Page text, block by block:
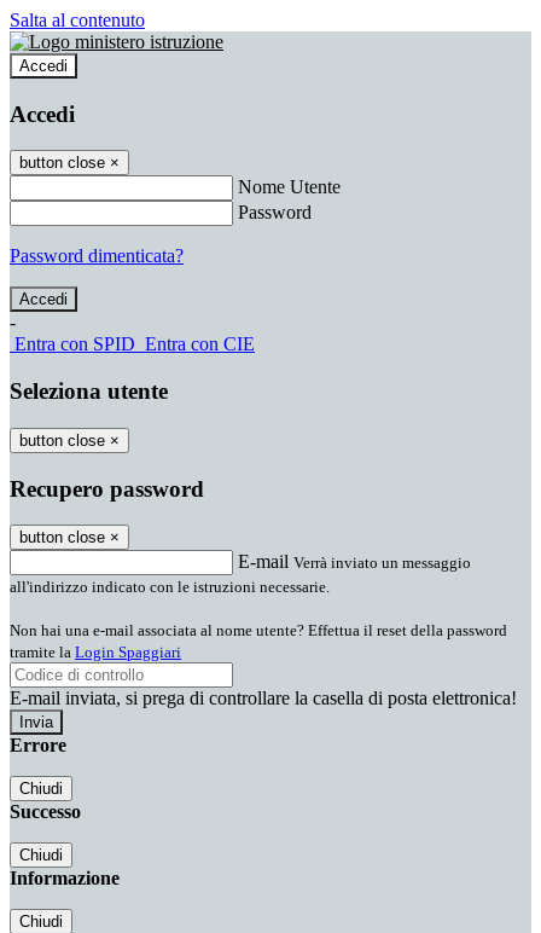
Salta al contenuto
Accedi
Accedi
button close ×
Nome Utente
Password
Password dimenticata?
-
Entra con SPID Entra con CIE
Seleziona utente
button close ×
Recupero password
button close ×
E-mail Verrà inviato un messaggio
all'indirizzo indicato con le istruzioni necessarie.
Non hai una e-mail associata al nome utente? Effettua il reset della password
tramite la Login Spaggiari
E-mail inviata, si prega di controllare la casella di posta elettronica!
Errore
Chiudi
Successo
Chiudi
Informazione
Chiudi